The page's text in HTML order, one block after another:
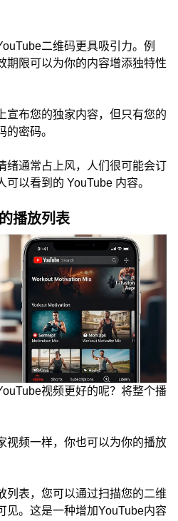
二维码更具吸引力。例
期限可以为你的内容增添独特性
宣布您的独家内容，但只有您的
密码。
绪通常占上风，人们很可能会订
以看到的 YouTube 内容。
播放列表
视频更好的呢？将整个播
视频一样，你也可以为你的播放
列表，您可以通过扫描您的二维
见。这是一种增加YouTube内容